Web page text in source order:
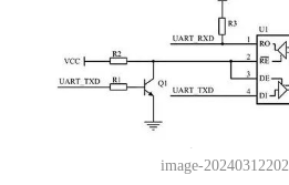
image-